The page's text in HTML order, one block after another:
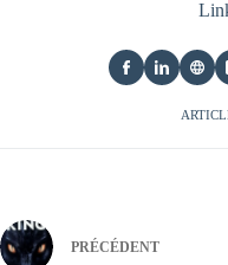
PRÉCÉDENT